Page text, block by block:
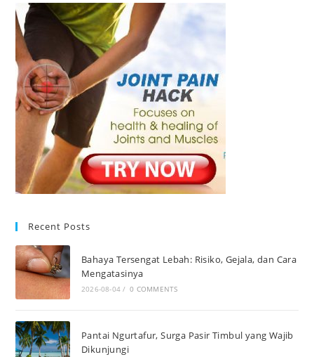
Recent Posts
Bahaya Tersengat Lebah: Risiko, Gejala, dan Cara
Mengatasinya
2026-08-04 / 0 COMMENTS
Pantai Ngurtafur, Surga Pasir Timbul yang Wajib
Dikunjungi